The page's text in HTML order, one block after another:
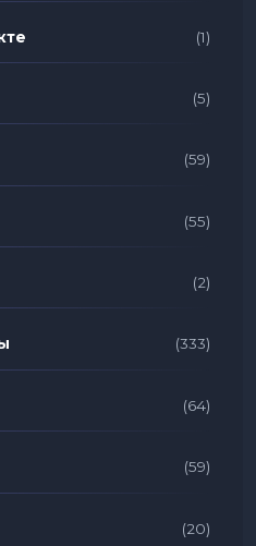
(1)
(5)
(59)
(55)
(2)
(333)
(64)
(59)
(20)